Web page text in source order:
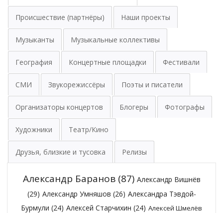
Происшествие (партнёры) Наши проекты
Музыканты Музыкальные коллективы
География Концертные площадки Фестивали
СМИ Звукорежиссёры Поэты и писатели
Организаторы концертов Блогеры Фотографы
Художники Театр/Кино
Друзья, близкие и тусовка Релизы
Александр Баранов(87) Александр Вишнёв
(29) Александр Умняшов (26) Александра Тэвдой-
Бурмули (24) Алексей Старчихин (24) Алексей Шмелёв